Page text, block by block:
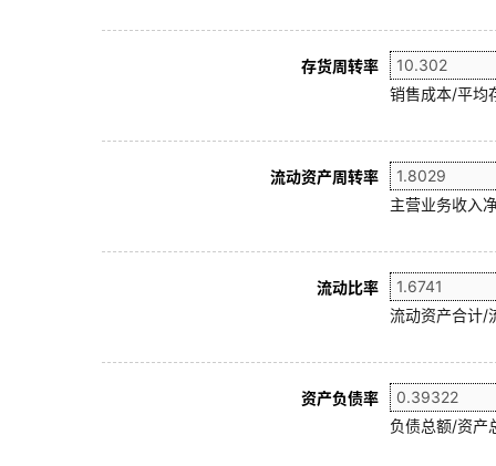
存货周转率
销售成本/平均
流动资产周转率
主营业务收入
流动比率
流动资产合计/
资产负债率
负债总额/资产